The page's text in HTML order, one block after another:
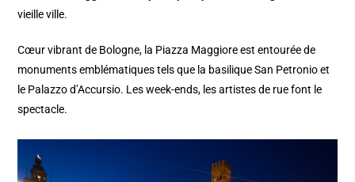
vieille ville.
Cœur vibrant de Bologne, la Piazza Maggiore est entourée de
monuments emblématiques tels que la basilique San Petronio et
le Palazzo d’Accursio. Les week-ends, les artistes de rue font le
spectacle.